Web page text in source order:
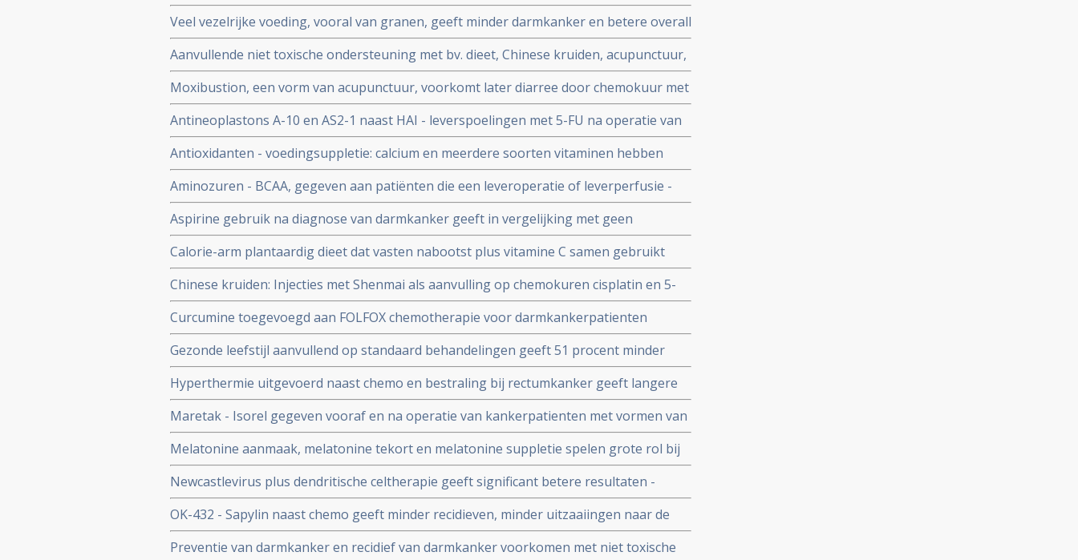
langere kankervrije overleving bij darmkankerpatienten, blijkt uit gerandomiseerde
fase III studie
Veel vezelrijke voeding, vooral van granen, geeft minder darmkanker en betere overall
overleving en betere specifieke overleving van operabele darmkanker in vergelijking
met weinig vezelrijke voeding.
Aanvullende niet toxische ondersteuning met bv. dieet, Chinese kruiden, acupunctuur,
yoga enz. naast reguliere behandelingen bij darmkanker, vermindert kans op
overlijden met 26 procent op 5 jaar.
Moxibustion, een vorm van acupunctuur, voorkomt later diarree door chemokuur met
irinotecan veroorzaakt bij patienten met gevorderde darmkanker. copy 1
Antineoplastons A-10 en AS2-1 naast HAI - leverspoelingen met 5-FU na operatie van
leveruitzaaiingen vanuit darmkanker zorgen voor opmerkelijk langere levensduur
(plus 28 procent) en overall overleving op 5 jaar
Antioxidanten - voedingsuppletie: calcium en meerdere soorten vitaminen hebben
positief effect op een behandeling en ter voorkoming van recidief van darmkanker
Aminozuren - BCAA, gegeven aan patiënten die een leveroperatie of leverperfusie -
TACE - LITT - ondergaan, verkort significant de ligduur in het ziekenhuis en
vermindert significant complicaties en versnelt herstel van leverfunctie
Aspirine gebruik na diagnose van darmkanker geeft in vergelijking met geen
aspirinegebruik een betere overleving met 12,5 procent op 3 jaars meting
Calorie-arm plantaardig dieet dat vasten nabootst plus vitamine C samen gebruikt
blijkt uitstekende niet-toxische behandeling voor KRAS gemuteerde kankercellen van
spijsverteringskanker, waaronder darmkanker en alvleesklierkanker. copy 1
Chinese kruiden: Injecties met Shenmai als aanvulling op chemokuren cisplatin en 5-
FU bij gevorderde darmkanker geeft een significant betere 5 jaars ziektevrije tijd en
significant betere kwaliteit van leven
Curcumine toegevoegd aan FOLFOX chemotherapie voor darmkankerpatienten
stadium IV geeft veel langere mediane overall overleving. 200 dagen versus 502 dagen
Gezonde leefstijl aanvullend op standaard behandelingen geeft 51 procent minder
kans op recidief en overlijden voor darmkankerpatienten
Hyperthermie uitgevoerd naast chemo en bestraling bij rectumkanker geeft langere
ziektevrije periode en meer overlevingen en bespaart bovendien significant vaker
daarmee de anale functies.
Maretak - Isorel gegeven vooraf en na operatie van kankerpatienten met vormen van
spijsverteringskanker geeft significant betere mediane overleving en superieure
kwaliteit van leven
Melatonine aanmaak, melatonine tekort en melatonine suppletie spelen grote rol bij
ons immuunsysteem en preventie en behandelen van spijsverteringskanker
waaronder slokdarmkanker copy 1
Newcastlevirus plus dendritische celtherapie geeft significant betere resultaten -
langere overleving - bij patiënten met uitgezaaide darmkanker
OK-432 - Sapylin naast chemo geeft minder recidieven, minder uitzaaiingen naar de
lever bij een recidief en betere driejaars overleving 73.3% vs. 54.2% van operabele
darmkanker stadium II en III copy 1
Preventie van darmkanker en recidief van darmkanker voorkomen met niet toxische